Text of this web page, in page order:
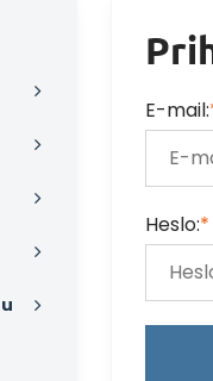
E-mail:
Heslo:*